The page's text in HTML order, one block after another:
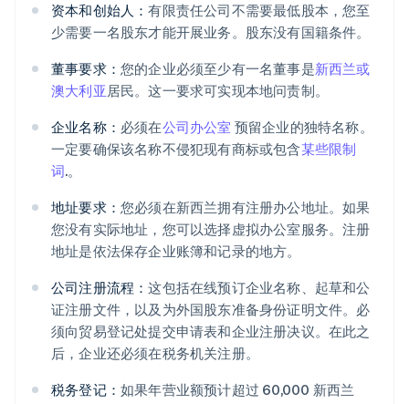
资本和创始人：有限责任公司不需要最低股本，您至
少需要一名股东才能开展业务。股东没有国籍条件。
董事要求： 您的企业必须至少有一名董事是新西兰或
澳大利亚居民。这一要求可实现本地问责制。
企业名称： 必须在公司办公室 预留企业的独特名称。
一定要确保该名称不侵犯现有商标或包含某些限制
词.。
地址要求： 您必须在新西兰拥有注册办公地址。如果
您没有实际地址，您可以选择虚拟办公室服务。注册
地址是依法保存企业账簿和记录的地方。
公司注册流程：这包括在线预订企业名称、起草和公
证注册文件，以及为外国股东准备身份证明文件。必
须向贸易登记处提交申请表和企业注册决议。在此之
后，企业还必须在税务机关注册。
税务登记： 如果年营业额预计超过 60,000 新西兰